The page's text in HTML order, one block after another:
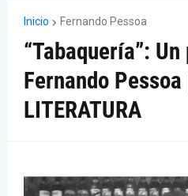
Inicio Fernando Pessoa
“Tabaquería”:
Fernando Pessoa
LITERATURA